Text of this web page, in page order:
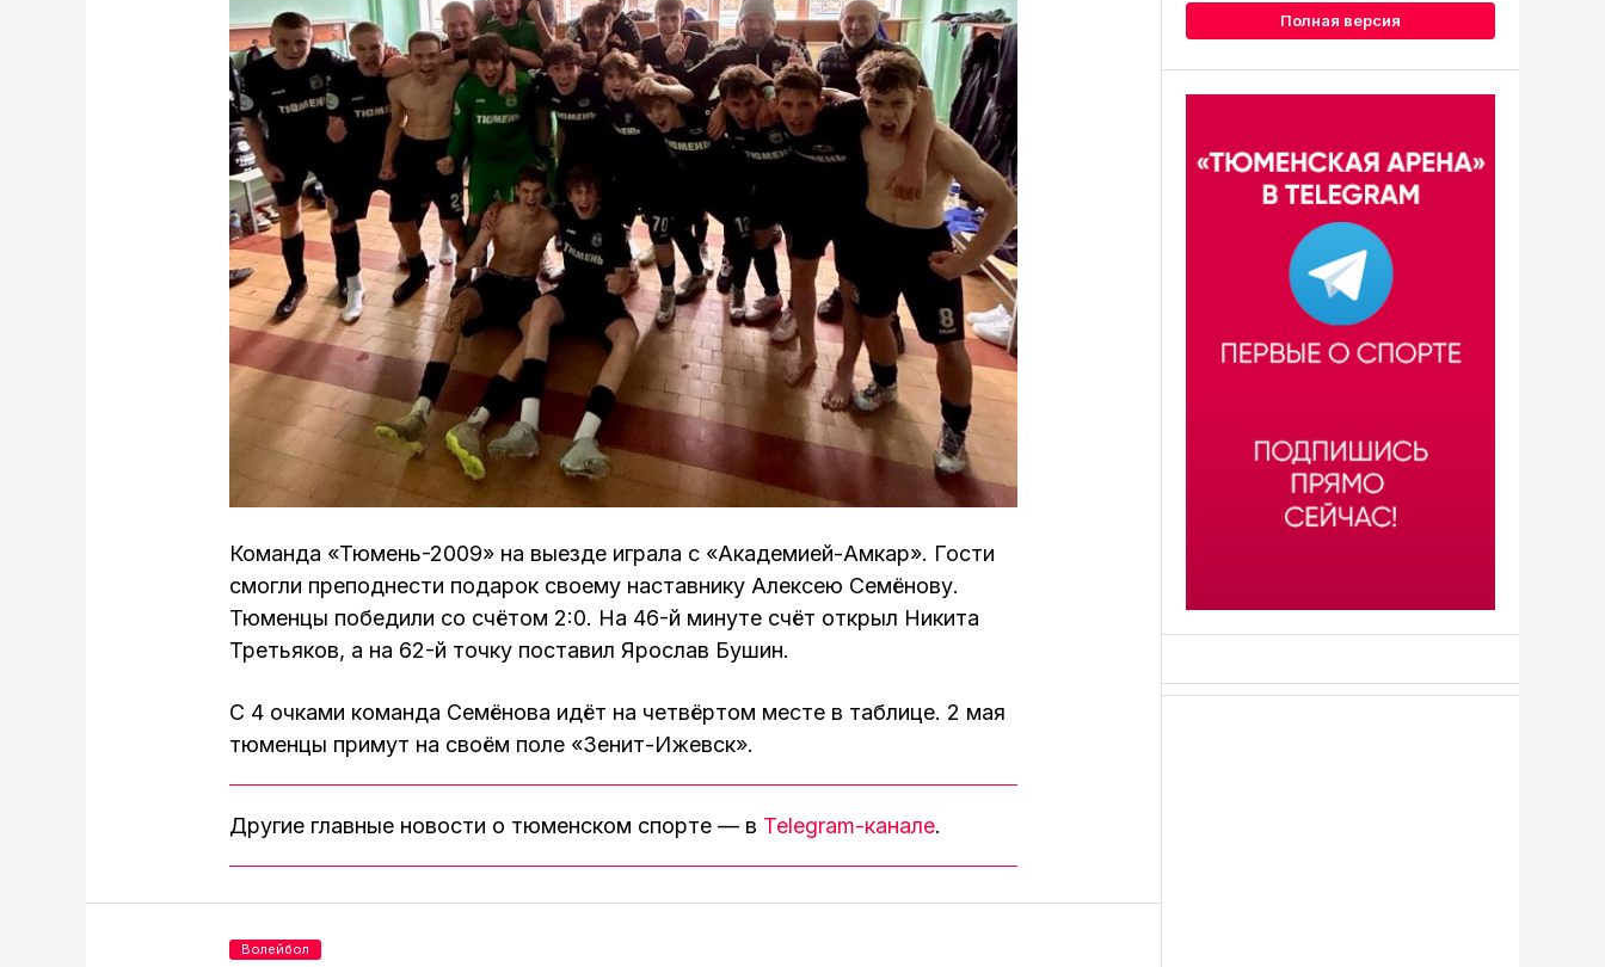
Команда «Тюмень-2009» на выезде играла с «Академией-Амкар». Гости
смогли преподнести подарок своему наставнику Алексею Семёнову.
Тюменцы победили со счётом 2:0. На 46-й минуте счёт открыл Никита
Третьяков, а на 62-й точку поставил Ярослав Бушин.
С 4 очками команда Семёнова идёт на четвёртом месте в таблице. 2 мая
тюменцы примут на своём поле «Зенит-Ижевск».
Другие главные новости о тюменском спорте — в Telegram-канале.
Волейбол
Полная версия